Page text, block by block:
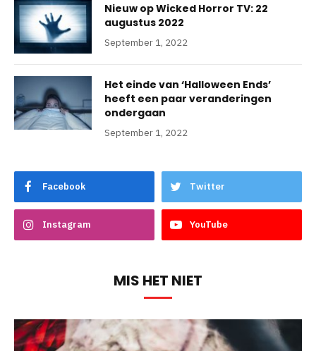
Nieuw op Wicked Horror TV: 22
augustus 2022
September 1, 2022
Het einde van ‘Halloween Ends’
heeft een paar veranderingen
ondergaan
September 1, 2022
Facebook Twitter
Instagram YouTube
MIS HET NIET